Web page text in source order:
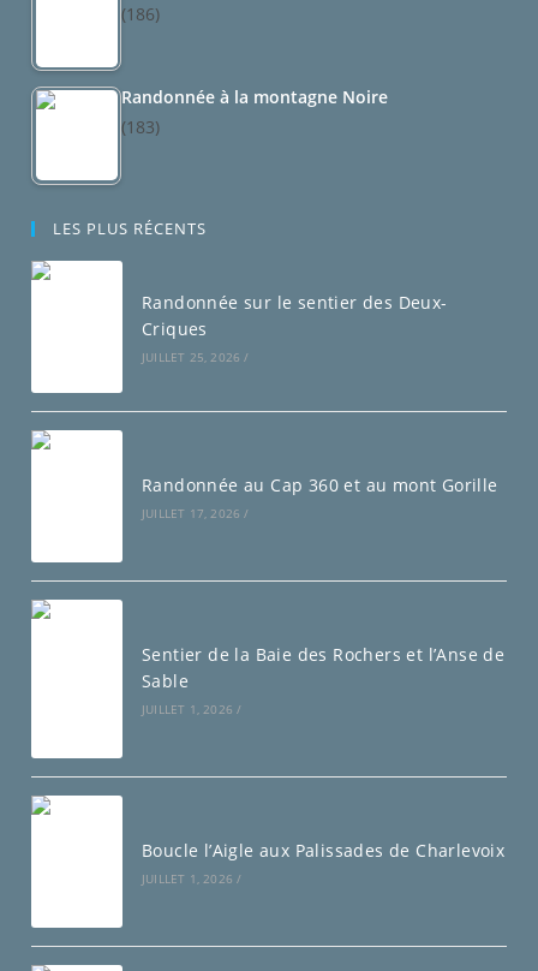
(186)
Randonnée à la montagne Noire
(183)
LES PLUS RÉCENTS
Randonnée sur le sentier des Deux-
Criques
JUILLET 25, 2026 /
Randonnée au Cap 360 et au mont Gorille
JUILLET 17, 2026 /
Sentier de la Baie des Rochers et l’Anse de
Sable
JUILLET 1, 2026 /
Boucle l’Aigle aux Palissades de Charlevoix
JUILLET 1, 2026 /